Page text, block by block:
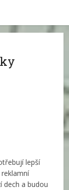
lepší
dech a budou